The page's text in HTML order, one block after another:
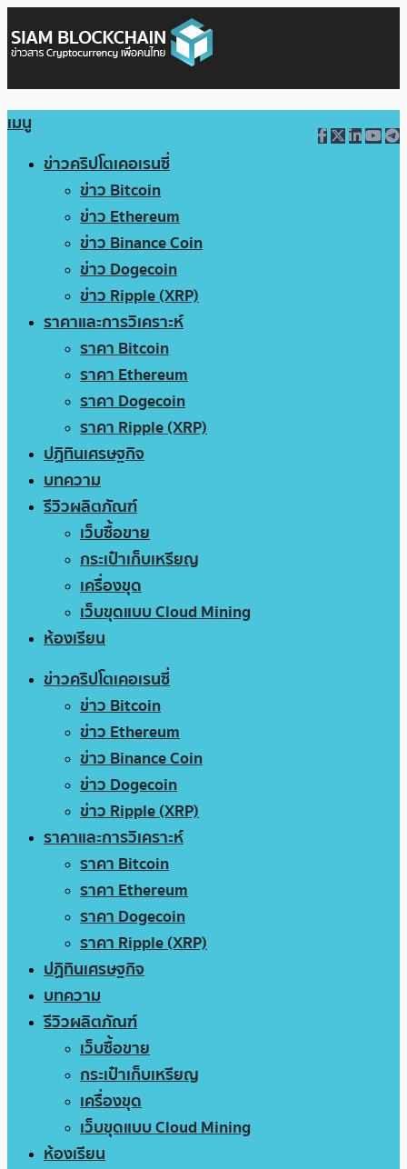
เมนู
ข่าวคริปโตเคอเรนซี่
ข่าว Bitcoin
ข่าว Ethereum
ข่าว Binance Coin
ข่าว Dogecoin
ข่าว Ripple (XRP)
ราคาและการวิเคราะห์
ราคา Bitcoin
ราคา Ethereum
ราคา Dogecoin
ราคา Ripple (XRP)
ปฏิทินเศรษฐกิจ
บทความ
รีวิวผลิตภัณฑ์
เว็บซื้อขาย
กระเป๋าเก็บเหรียญ
เครื่องขุด
เว็บขุดแบบ Cloud Mining
ห้องเรียน
ข่าวคริปโตเคอเรนซี่
ข่าว Bitcoin
ข่าว Ethereum
ข่าว Binance Coin
ข่าว Dogecoin
ข่าว Ripple (XRP)
ราคาและการวิเคราะห์
ราคา Bitcoin
ราคา Ethereum
ราคา Dogecoin
ราคา Ripple (XRP)
ปฏิทินเศรษฐกิจ
บทความ
รีวิวผลิตภัณฑ์
เว็บซื้อขาย
กระเป๋าเก็บเหรียญ
เครื่องขุด
เว็บขุดแบบ Cloud Mining
ห้องเรียน